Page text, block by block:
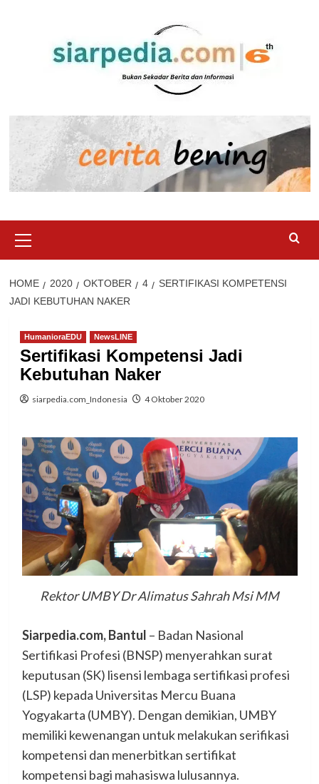
Menu
HOME 2020 OKTOBER 4
SERTIFIKASI KOMPETENSI
JADI KEBUTUHAN NAKER
HumanioraEDU NewsLINE
Sertifikasi Kompetensi Jadi
Kebutuhan Naker
siarpedia.com_Indonesia 4 Oktober 2020
Rektor UMBY Dr Alimatus Sahrah Msi MM
Siarpedia.com, Bantul – Badan Nasional
Sertifikasi Profesi (BNSP) menyerahkan surat
keputusan (SK) lisensi lembaga sertifikasi profesi
(LSP) kepada Universitas Mercu Buana
Yogyakarta (UMBY). Dengan demikian, UMBY
memiliki kewenangan untuk melakukan serifikasi
kompetensi dan menerbitkan sertifikat
kompetensi bagi mahasiswa lulusannya.